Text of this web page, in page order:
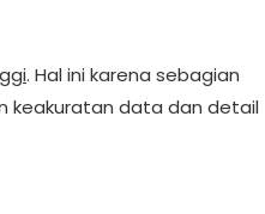
. Hal ini karena sebagian
keakuratan data dan detail